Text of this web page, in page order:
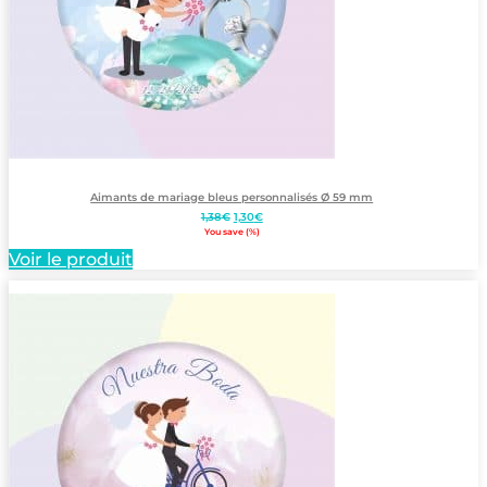
Aimants de mariage bleus personnalisés Ø 59 mm
1,38€ Le
prix
1,30€Le
You save (%)
Voir le produit